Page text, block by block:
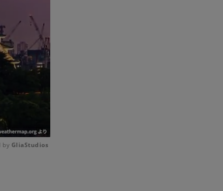
by GliaStudios